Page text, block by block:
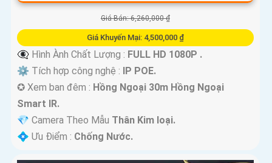
Giá Bán: 6,260,000 ₫
Giá Khuyến Mại: 4,500,000 ₫
👁️‍🗨 Hình Ành Chất Lượng : FULL HD 1080P .
⚙ Tích hợp công nghệ :
IP POE.
✪ Xem ban đêm : Hồng Ngoại 30m Hồng Ngoại
Smart IR.
💎 Camera Theo Mẫu Thân Kim loại.
️💠 Ưu Điểm : Chống Nước.